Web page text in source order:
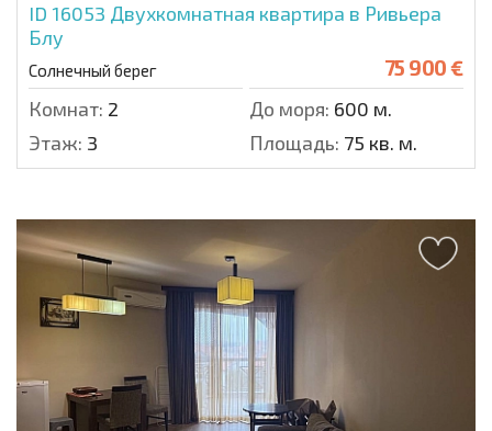
ID 16053 Двухкомнатная квартира в Ривьера
Блу
Солнечный берег 75 900 €
Комнат: 2 До моря: 600 м.
Этаж: 3 Площадь: 75 кв. м.